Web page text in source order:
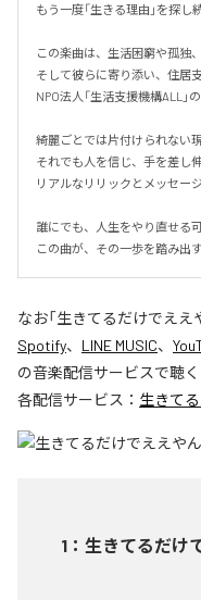
もう一度「生きる理由」を探し
この楽曲は、生活困窮や孤独
そして彼らに寄り添い、住居
NPO法人「生活支援機構ALL」
綺麗ごとでは片付けられない現
それでも人を信じ、手を差し
リアルなリリックとメッセー
誰にでも、人生をやり直せる
この曲が、その一歩を踏み出
なお「生きてるだけでええ
Spotify、 LINE MUSIC、
の音楽配信サービスで聴く
各配信サービス： 生きて
1 ： 生きてるだけ